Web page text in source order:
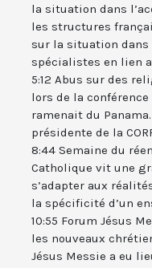
la situation dans
les structures
sur la situation dans
spécialistes en lien
5:12 Abus sur des
lors de la
ramenait du
présidente de la
8:44 Semaine du
Catholique vit une
s’adapter aux
la spécificité d’un
10:55 Forum Jésus
les nouveaux
Jésus Messie a eu